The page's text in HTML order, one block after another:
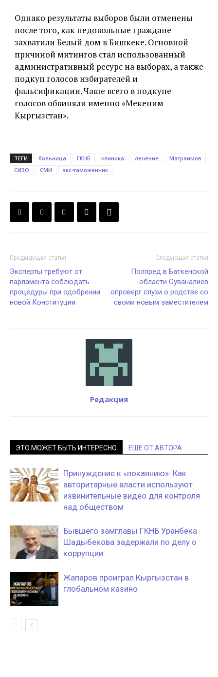
Однако результаты выборов были отменены
после того, как недовольные граждане
захватили Белый дом в Бишкеке. Основной
причиной митингов стал использованный
административный ресурс на выборах, а также
подкуп голосов избирателей и
фальсификации. Чаще всего в подкупе
голосов обвиняли именно «Мекеним
Кыргызстан».
ТЕГИ больница ГКНБ клиника лечение
Матраимов
СИЗО
СМИ экс-таможенник
Предыдущая статья
Эксперты требуют от
парламента соблюдать
процедуры при одобрении
новой Конституции
Следующая статья
Полпред в Баткенской
области Суваналиев
опроверг слухи о родстве со
своим новым заместителем
Редакция
ЭТО МОЖЕТ БЫТЬ ИНТЕРЕСНО ЕЩЕ ОТ АВТОРА
Принуждение к «покаянию»: Как
авторитарные власти используют
извинительные видео для контроля
над обществом
Бывшего замглавы ГКНБ Уранбека
Шадыбекова задержали по делу о
коррупции
Жапаров проиграл Кыргызстан в
глобальном казино